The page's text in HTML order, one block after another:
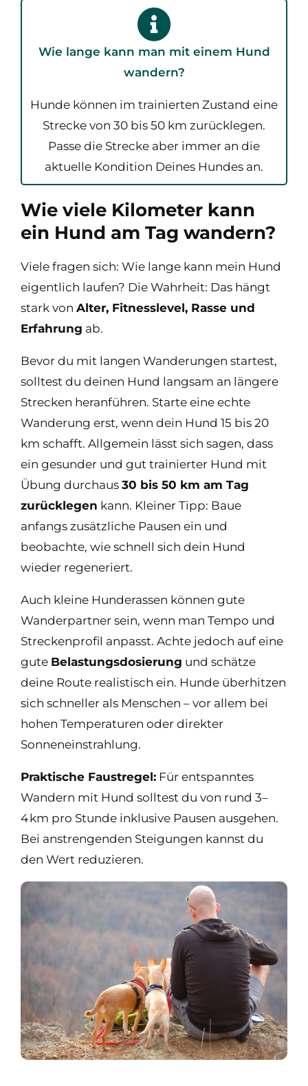
Wie lange kann man mit einem Hund
wandern?
Hunde können im trainierten Zustand eine
Strecke von 30 bis 50 km zurücklegen.
Passe die Strecke aber immer an die
aktuelle Kondition Deines Hundes an.
Wie viele Kilometer kann
ein Hund am Tag wandern?
Viele fragen sich: Wie lange kann mein Hund
eigentlich laufen? Die Wahrheit: Das hängt
stark von Alter, Fitnesslevel, Rasse und
Erfahrung ab.
Bevor du mit langen Wanderungen startest,
solltest du deinen Hund langsam an längere
Strecken heranführen. Starte eine echte
Wanderung erst, wenn dein Hund 15 bis 20
km schafft. Allgemein lässt sich sagen, dass
ein gesunder und gut trainierter Hund mit
Übung durchaus 30 bis 50 km am Tag
zurücklegen kann. Kleiner Tipp: Baue
anfangs zusätzliche Pausen ein und
beobachte, wie schnell sich dein Hund
wieder regeneriert.
Auch kleine Hunderassen können gute
Wanderpartner sein, wenn man Tempo und
Streckenprofil anpasst. Achte jedoch auf eine
gute Belastungsdosierung und schätze
deine Route realistisch ein. Hunde überhitzen
sich schneller als Menschen – vor allem bei
hohen Temperaturen oder direkter
Sonneneinstrahlung.
Praktische Faustregel: Für entspanntes
Wandern mit Hund solltest du von rund 3–
4 km pro Stunde inklusive Pausen ausgehen.
Bei anstrengenden Steigungen kannst du
den Wert reduzieren.